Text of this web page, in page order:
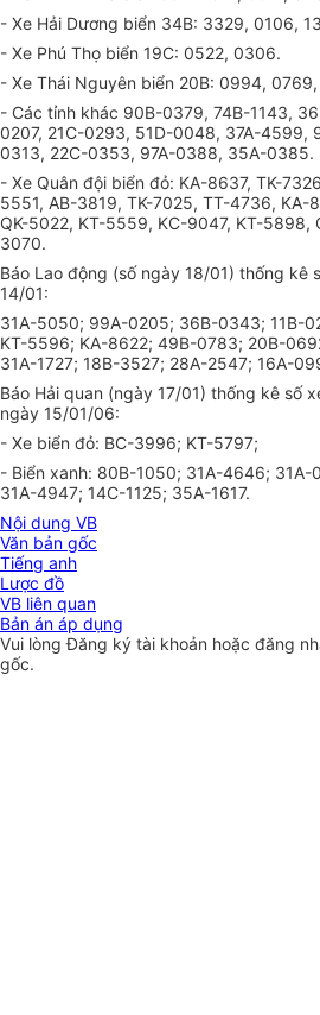
- Xe Hải Dương biển 34B: 3329, 0106,
- Xe Phú Thọ biển 19C: 0522, 0306.
- Xe Thái Nguyên biển 20B: 0994,
- Các tỉnh khác 90B-0379, 74B-1143,
0207, 21C-0293, 51D-0048, 37A-4599,
0313, 22C-0353, 97A-0388, 35A-0385.
- Xe Quân đội biển đỏ: KA-8637, TK-
5551, AB-3819, TK-7025, TT-4736, KA-
QK-5022, KT-5559, KC-9047, KT-5898,
3070.
Báo Lao động (số ngày 18/01) thống kê
14/01:
31A-5050; 99A-0205; 36B-0343; 11B-
KT-5596; KA-8622; 49B-0783; 20B-
31A-1727; 18B-3527; 28A-2547; 16A-
Báo Hải quan (ngày 17/01) thống kê số
ngày 15/01/06:
- Xe biển đỏ: BC-3996; KT-5797;
- Biển xanh: 80B-1050; 31A-4646;
31A-4947; 14C-1125; 35A-1617.
Nội dung VB
Văn bản gốc
Tiếng anh
Lược đồ
VB liên quan
Bản án áp dụng
Vui lòngĐăng ký tài khoản hoặc đăng
gốc.